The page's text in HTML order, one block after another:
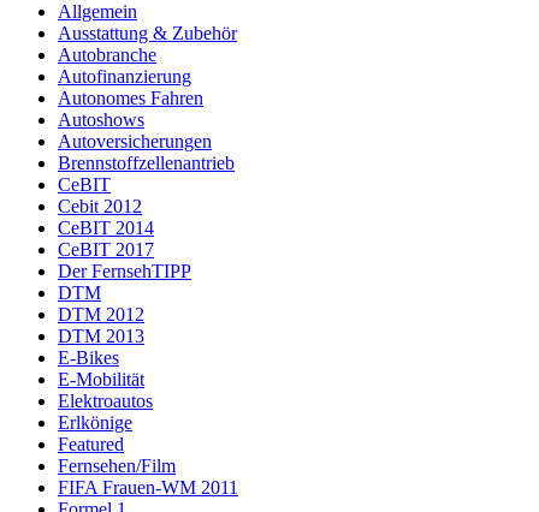
Allgemein
Ausstattung & Zubehör
Autobranche
Autofinanzierung
Autonomes Fahren
Autoshows
Autoversicherungen
Brennstoffzellenantrieb
CeBIT
Cebit 2012
CeBIT 2014
CeBIT 2017
Der FernsehTIPP
DTM
DTM 2012
DTM 2013
E-Bikes
E-Mobilität
Elektroautos
Erlkönige
Featured
Fernsehen/Film
FIFA Frauen-WM 2011